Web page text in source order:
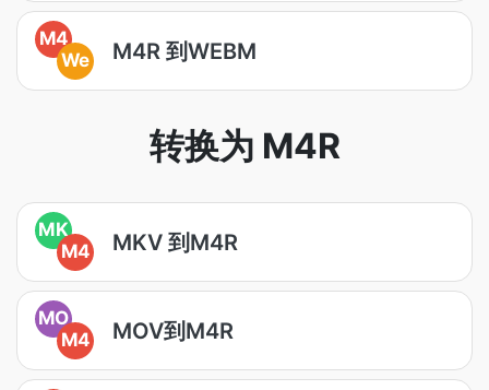
M4
We
M4R 到WEBM
转换为 M4R
MK
M4
MKV 到M4R
MO
M4
MOV到M4R